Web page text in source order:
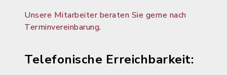
Unsere Mitarbeiter beraten Sie gerne nach
Terminvereinbarung.
Telefonische Erreichbarkeit: